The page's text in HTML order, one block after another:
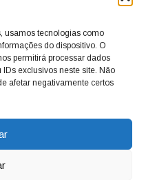
usamos tecnologias como
do dispositivo. O
permitirá processar dados
exclusivos neste site. Não
afetar negativamente certos
o jornal continua
notícias. Nunca
do cidadão, sempre
em busca de melhorias
resoluções para casos
(19) 3929-6225